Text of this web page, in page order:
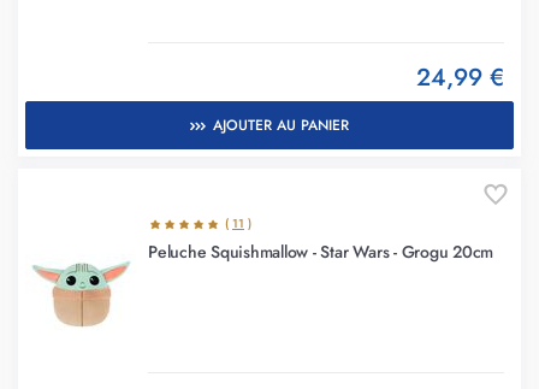
24,99 €
AJOUTER AU PANIER
( 11 )
Peluche Squishmallow - Star Wars - Grogu 20cm